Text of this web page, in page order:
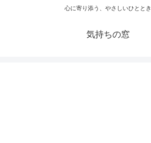
心に寄り添う、やさしいひととき
気持ちの窓